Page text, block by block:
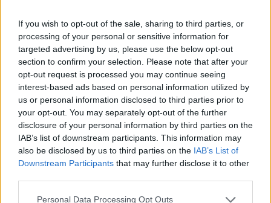
If you wish to opt-out of the sale, sharing to third parties, or
processing of your personal or sensitive information for
targeted advertising by us, please use the below opt-out
section to confirm your selection. Please note that after your
opt-out request is processed you may continue seeing
interest-based ads based on personal information utilized by
us or personal information disclosed to third parties prior to
your opt-out. You may separately opt-out of the further
disclosure of your personal information by third parties on the
IAB’s list of downstream participants. This information may
also be disclosed by us to third parties on the IAB’s List of
Downstream Participants that may further disclose it to other
Please note that this website/app uses one or more Google
Personal Data Processing Opt Outs
θα χάσει τουλάχιστον 8-9 μήνες από τις υποχρεώσεις της
τουρκικής ομάδας.